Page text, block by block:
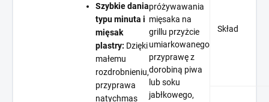
Szybkie dania
typu minuta i
mięsak
plastry: Dzięki
małemu
rozdrobnieniu,
przyprawa
natychmas
próżywawania
mięsaka na
grillu przyżcie
umiarkowanego
przyprawę z
dorobiną piwa
lub soku
jabłkowego,
Skład